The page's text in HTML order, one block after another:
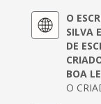
O
SILVA
DE
BOA
O